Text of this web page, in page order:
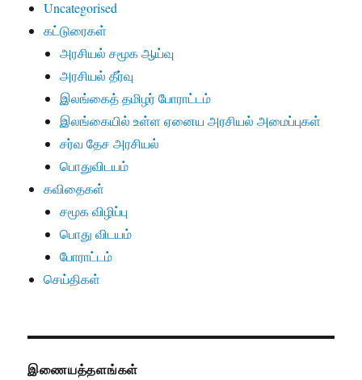
Uncategorised
கட்டுரைகள்
அரசியல் சமூக ஆய்வு
அரசியல் தீர்வு
இலங்கைத் தமிழர் போராட்டம்
இலங்கையில் உள்ள ஏனைய அரசியல் அமைப்புகள்
சர்வ தேச அரசியல்
பொதுவிடயம்
கவிதைகள்
சமூக விழிப்பு
பொது விடயம்
போராட்டம்
செய்திகள்
இணையத்தளங்கள்